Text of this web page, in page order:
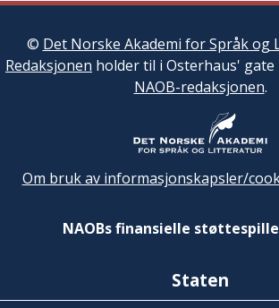
© Det Norske Akademi for Språk og
Redaksjonen holder til i Osterhaus' gate
NAOB-redaksjonen.
Om bruk av informasjonskapsler/
NAOBs finansielle
Staten